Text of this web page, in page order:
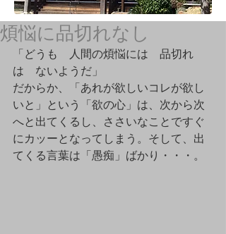
煩悩に品切れなし
「どうも　人間の煩悩には　品切れ
は　ないようだ」
だからか、「あれが欲しいコレが欲し
いと」という「欲の心」は、次から次
へと出てくるし、ささいなことですぐ
にカッーとなってしまう。そして、出
てくる言葉は「愚痴」ばかり・・・。